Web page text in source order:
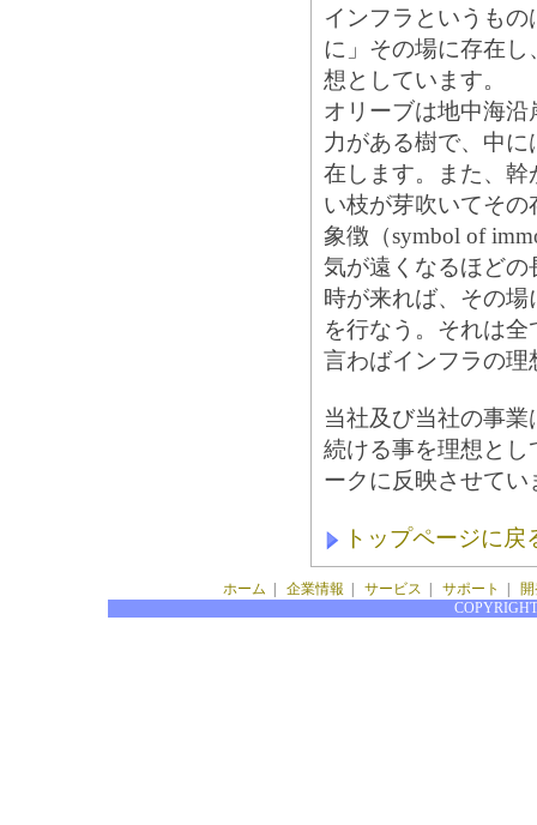
インフラというも
に」その場に存在
想としています。
オリーブは地中海
力がある樹で、中
在します。また、
い枝が芽吹いてそ
象徴（symbol of
気が遠くなるほど
時が来れば、その
を行なう。それは
言わばインフラの
当社及び当社の事
続ける事を理想と
ークに反映させてい
トップページに戻
ホーム 企業情報 サービス サポート